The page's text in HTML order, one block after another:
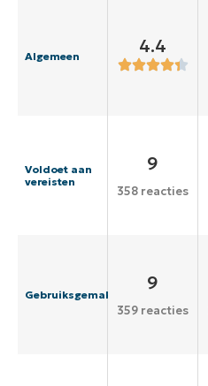
Algemeen 4.4
Voldoet aan
vereisten
9
358 reacties
Gebruiksgemak
9
359 reacties